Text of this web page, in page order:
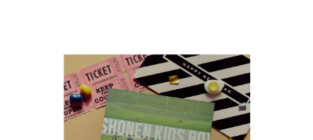
お知らせ
イベント・グッズ
YouTube
会社情報